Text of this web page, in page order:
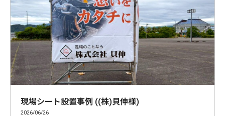
現場シート設置事例 ((株)貝伸様)
2026/06/26